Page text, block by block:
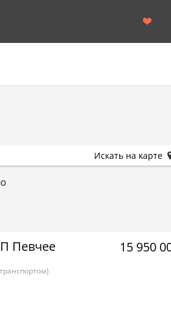
Певчее 15 950
Искать на карте